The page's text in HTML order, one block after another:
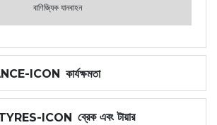
বাণিজ্যিক যানবাহন
কার্যক্ষমতা
ব্রেক এবং টায়ার